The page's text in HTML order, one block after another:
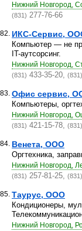
Нижний Новгород,
(831) 277-76-66
82. ИКС-Сервис,
Компьютер — не
IT-аутсорсинг.
Нижний Новгород,
(831) 433-35-20, (831)
83. Офис сервис,
Компьютеры,
Нижний Новгород,
(831) 421-15-78, (831)
84. Венета, ООО
Оргтехника,
Нижний Новгород,
(831) 257-81-25, (831)
85. Таурус, ООО
Кондиционеры,
Нижний Новгород,